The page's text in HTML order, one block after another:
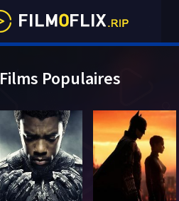
Films Populaires